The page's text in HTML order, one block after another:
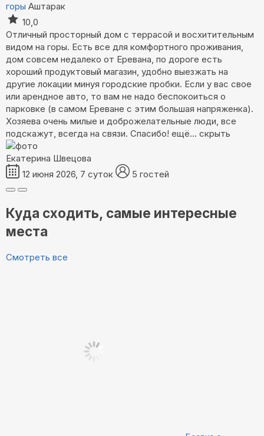
горы Аштарак
10,0
Отличный просторный дом с террасой и восхитительным
видом на горы. Есть все для комфортного проживания,
дом совсем недалеко от Еревана, по дороге есть
хороший продуктовый магазин, удобно выезжать на
другие локации минуя городские пробки. Если у вас свое
или арендное авто, то вам не надо беспокоиться о
парковке (в самом Ереване с этим большая напряженка).
Хозяева очень милые и доброжелательные люди, все
подскажут, всегда на связи. Спасибо! ещё... скрыть
Екатерина Швецова
12 июня 2026, 7 суток
5 гостей
Куда сходить, самые интересные
места
Смотреть все